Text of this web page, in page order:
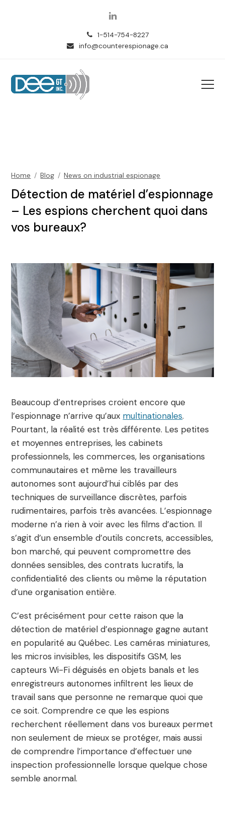
LinkedIn
1-514-754-8227
info@counterespionage.ca
Home / Blog / News on industrial espionage
Détection de matériel d’espionnage
– Les espions cherchent quoi dans
vos bureaux?
Beaucoup d’entreprises croient encore que
l’espionnage n’arrive qu’aux multinationales.
Pourtant, la réalité est très différente. Les petites
et moyennes entreprises, les cabinets
professionnels, les commerces, les organisations
communautaires et même les travailleurs
autonomes sont aujourd’hui ciblés par des
techniques de surveillance discrètes, parfois
rudimentaires, parfois très avancées. L’espionnage
moderne n’a rien à voir avec les films d’action. Il
s’agit d’un ensemble d’outils concrets, accessibles,
bon marché, qui peuvent compromettre des
données sensibles, des contrats lucratifs, la
confidentialité des clients ou même la réputation
d’une organisation entière.
C’est précisément pour cette raison que la
détection de matériel d’espionnage gagne autant
en popularité au Québec. Les caméras miniatures,
les micros invisibles, les dispositifs GSM, les
capteurs Wi-Fi déguisés en objets banals et les
enregistreurs autonomes infiltrent les lieux de
travail sans que personne ne remarque quoi que
ce soit. Comprendre ce que les espions
recherchent réellement dans vos bureaux permet
non seulement de mieux se protéger, mais aussi
de comprendre l’importance d’effectuer une
inspection professionnelle lorsque quelque chose
semble anormal.